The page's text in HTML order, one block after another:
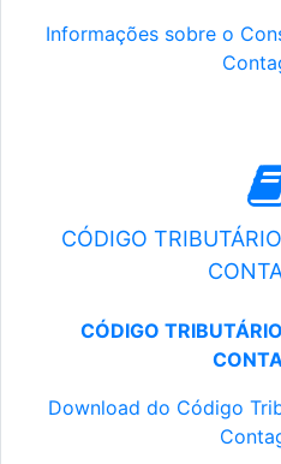
Informações sobre o
CÓDIGO
CÓDIGO
Download do Código